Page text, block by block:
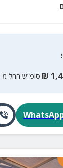
:
₪ סופ”ש החל מ-
WhatsApp